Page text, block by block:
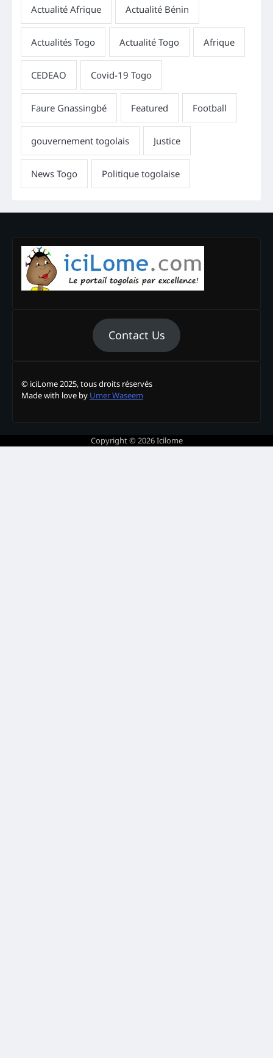
Contact Us
© iciLome 2025, tous droits réservés
Made with love by Umer Waseem
Copyright © 2026Icilome